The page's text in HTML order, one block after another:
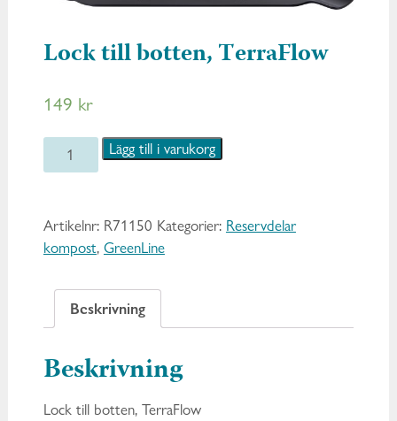
Lock till botten, TerraFlow
149 kr
Lock
till
mängd
Lägg till i varukorg
Artikelnr: R71150 Kategorier: Reservdelar
kompost, GreenLine
Beskrivning
Beskrivning
Lock till botten, TerraFlow